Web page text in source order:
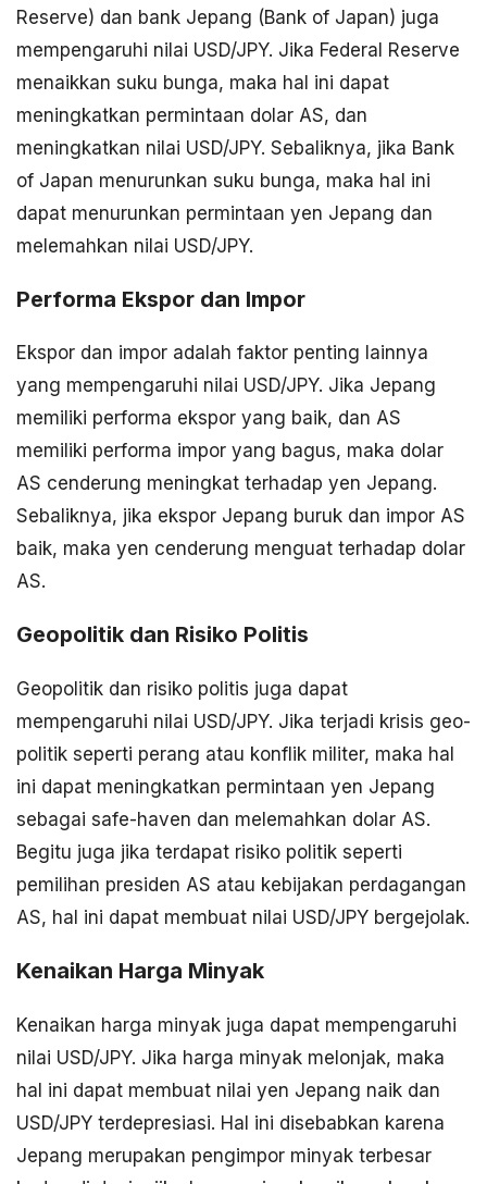
Reserve) dan bank Jepang (Bank of Japan) juga
mempengaruhi nilai USD/JPY. Jika Federal Reserve
menaikkan suku bunga, maka hal ini dapat
meningkatkan permintaan dolar AS, dan
meningkatkan nilai USD/JPY. Sebaliknya, jika Bank
of Japan menurunkan suku bunga, maka hal ini
dapat menurunkan permintaan yen Jepang dan
melemahkan nilai USD/JPY.
Performa Ekspor dan Impor
Ekspor dan impor adalah faktor penting lainnya
yang mempengaruhi nilai USD/JPY. Jika Jepang
memiliki performa ekspor yang baik, dan AS
memiliki performa impor yang bagus, maka dolar
AS cenderung meningkat terhadap yen Jepang.
Sebaliknya, jika ekspor Jepang buruk dan impor AS
baik, maka yen cenderung menguat terhadap dolar
AS.
Geopolitik dan Risiko Politis
Geopolitik dan risiko politis juga dapat
mempengaruhi nilai USD/JPY. Jika terjadi krisis geo-
politik seperti perang atau konflik militer, maka hal
ini dapat meningkatkan permintaan yen Jepang
sebagai safe-haven dan melemahkan dolar AS.
Begitu juga jika terdapat risiko politik seperti
pemilihan presiden AS atau kebijakan perdagangan
AS, hal ini dapat membuat nilai USD/JPY bergejolak.
Kenaikan Harga Minyak
Kenaikan harga minyak juga dapat mempengaruhi
nilai USD/JPY. Jika harga minyak melonjak, maka
hal ini dapat membuat nilai yen Jepang naik dan
USD/JPY terdepresiasi. Hal ini disebabkan karena
Jepang merupakan pengimpor minyak terbesar